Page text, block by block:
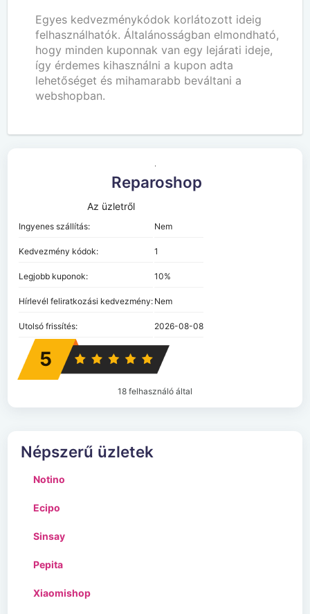
Egyes kedvezménykódok korlátozott ideig
felhasználhatók. Általánosságban elmondható,
hogy minden kuponnak van egy lejárati ideje,
így érdemes kihasználni a kupon adta
lehetőséget és mihamarabb beváltani a
webshopban.
Reparoshop
Az üzletről
Ingyenes szállítás: Nem
Kedvezmény kódok: 1
Legjobb kuponok: 10%
Hírlevél feliratkozási kedvezmény: Nem
Utolsó frissítés: 2026-08-08
5
18 felhasználó által
Népszerű üzletek
Notino
Ecipo
Sinsay
Pepita
Xiaomishop